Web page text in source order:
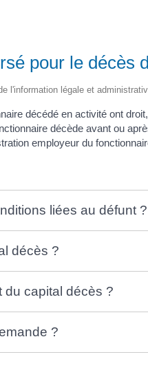
pour le décès
l'information légale et
décédé en activité ont
décède avant ou
employeur du
liées au défunt ?
décès ?
du capital décès ?
?